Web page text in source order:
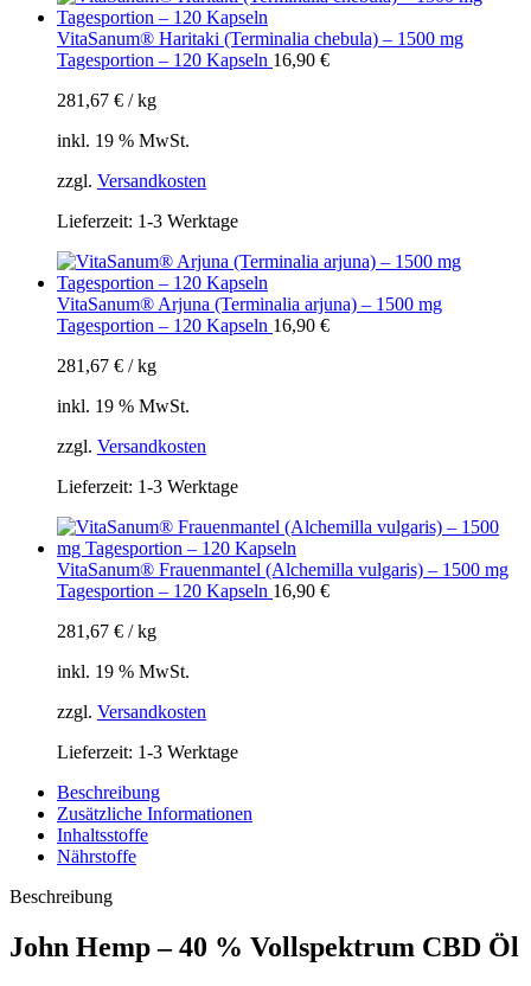
VitaSanum® Haritaki (Terminalia chebula) – 1500 mg
Tagesportion – 120 Kapseln 16,90 €
281,67 € /kg
inkl. 19 % MwSt.
zzgl. Versandkosten
Lieferzeit: 1-3 Werktage
VitaSanum® Arjuna (Terminalia arjuna) – 1500 mg
Tagesportion – 120 Kapseln 16,90 €
281,67 € /kg
inkl. 19 % MwSt.
zzgl. Versandkosten
Lieferzeit: 1-3 Werktage
VitaSanum® Frauenmantel (Alchemilla vulgaris) – 1500 mg
Tagesportion – 120 Kapseln 16,90 €
281,67 € /kg
inkl. 19 % MwSt.
zzgl. Versandkosten
Lieferzeit: 1-3 Werktage
Beschreibung
Zusätzliche Informationen
Inhaltsstoffe
Nährstoffe
Beschreibung
John Hemp – 40 % Vollspektrum CBD Öl